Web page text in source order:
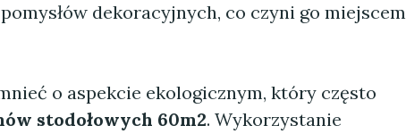
dekoracyjnych, co czyni go miejscem
o aspekcie ekologicznym, który często
stodołowych 60m2. Wykorzystanie